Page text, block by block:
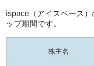
ispace（アイスペース
ップ期間です。
株主名